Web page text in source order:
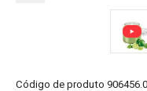
Código de produto